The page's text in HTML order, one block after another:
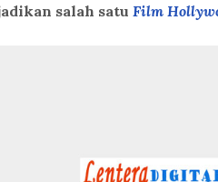
salah satu Film